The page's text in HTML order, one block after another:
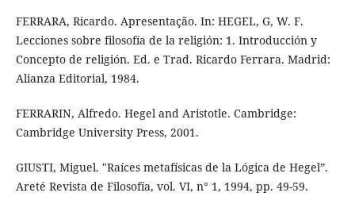
FERRARA, Ricardo. Apresentação. In: HEGEL, G, W. F.
Lecciones sobre filosofía de la religión: 1. Introducción y
Concepto de religión. Ed. e Trad. Ricardo Ferrara. Madrid:
Alianza Editorial, 1984.
FERRARIN, Alfredo. Hegel and Aristotle. Cambridge:
Cambridge University Press, 2001.
GIUSTI, Miguel. "Raíces metafísicas de la Lógica de Hegel”.
Areté Revista de Filosofía, vol. VI, n° 1, 1994, pp. 49-59.